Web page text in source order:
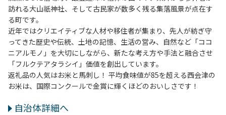
訪れる大山祇神社、そして古民家が数多く残る集落風景が点在す
る町です。
近年ではクリエイティブな人材や移住者が集まり、先人が紡ぎ守
ってきた歴史や伝統、土地の記憶、生活の営み、自然など「ココ
ニアルモノ」を大切にしながら、新たな考え方や手法と融合させ
「フルクテアタラシイ」価値を創出しています。
返礼品の人気はお米と馬刺し！ 平均食味値が85を超える西会津の
お米は、国際コンクールで金賞に輝くほどのおいしさです！
自治体詳細へ